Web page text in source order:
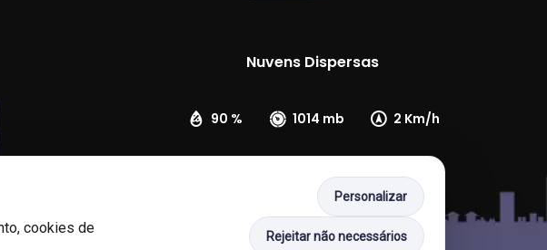
Nuvens Dispersas
90 % 1014 mb 2 Km/h
cookies de
Personalizar
Rejeitar não necessários